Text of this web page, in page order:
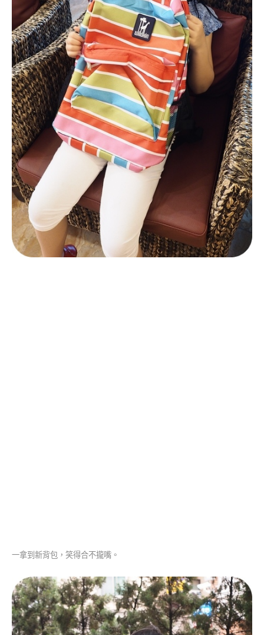
一拿到新背包，笑得合不攏嘴。